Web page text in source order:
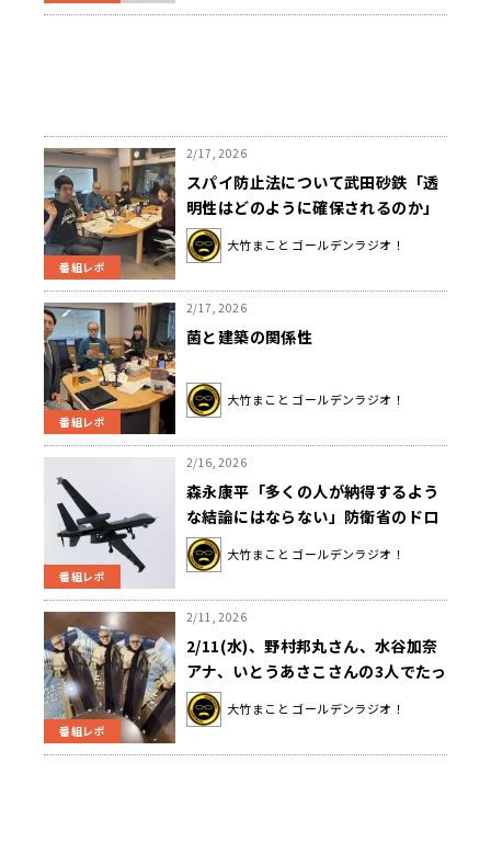
番組レポ
2/17, 2026
スパイ防止法について武田砂鉄「透
明性はどのように確保されるのか」
大竹まこと ゴールデンラジオ！
番組レポ
2/17, 2026
菌と建築の関係性
大竹まこと ゴールデンラジオ！
番組レポ
2/16, 2026
森永康平「多くの人が納得するよう
な結論にはならない」防衛省のドロ
ーン導入に波紋
大竹まこと ゴールデンラジオ！
番組レポ
2/11, 2026
2/11(水)、野村邦丸さん、水谷加奈
アナ、いとうあさこさんの3人でたっ
ぷりお送りしました！砂山圭大郎ア
ナのミラノ生活とは？
大竹まこと ゴールデンラジオ！